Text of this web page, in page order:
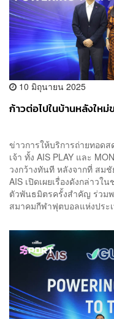
10 มิถุนายน 2025
ก้าวต่อไปในบ้านหลังให
ข่าวการให้บริการถ่ายทอด
เจ้า ทั้ง AIS PLAY และ
วงกว้างทันที หลังจากที่ สม
AIS เปิดเผยเรื่องดังกล่าวใ
ตัวพันธมิตรครั้งสำคัญ ร่วม
สมาคมกีฬาฟุตบอลแห่งประ